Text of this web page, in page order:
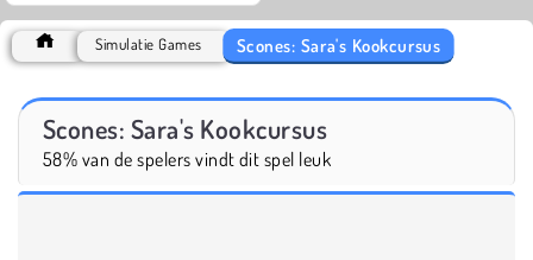
Simulatie Games Scones: Sara's Kookcursus
Scones: Sara's Kookcursus
58% van de spelers vindt dit spel leuk